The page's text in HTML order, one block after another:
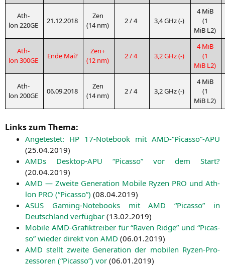
Ath­
lon 220GE 21.12.2018
Zen
(14 nm)
2 / 4 3,4 GHz (-)
4 MiB
(1
MiB L2)
Ath­
lon 300GE Ende Mai?
Zen+
(12 nm)
2 / 4 3,2 GHz (-)
4 MiB
(1
MiB L2)
Ath­
lon 200GE 06.09.2018
Zen
(14 nm)
2 / 4 3,2 GHz (-)
4 MiB
(1
MiB L2)
Links zum Thema:
Ange­tes­tet: HP 17-Note­book mit AMD-“Picasso”-APU
(25.04.2019)
AMDs Desk­top-APU “Picas­so” vor dem Start?
(20.04.2019)
AMD — Zwei­te Gene­ra­ti­on Mobi­le Ryzen PRO und Ath­
lon PRO (“Picas­so”) (08.04.2019)
ASUS Gam­ing-Note­books mitAMD “Picas­so” in
Deutsch­land ver­füg­bar (13.02.2019)
Mobi­le AMD-Gra­fik­trei­ber für “Raven Ridge” und “Picas­
so” wie­der direkt von AMD (06.01.2019)
AMD stellt zwei­te Gene­ra­ti­on der mobi­len Ryzen-Pro­
zes­so­ren (“Picas­so”) vor (06.01.2019)